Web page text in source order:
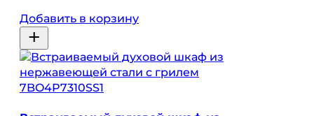
Добавить в корзину
7BO4P7310SS1